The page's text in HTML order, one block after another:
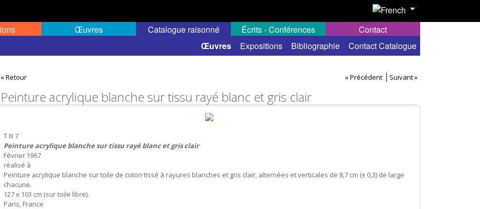
Œuvres
ou semi-public
Catalogue raisonné
Œuvres Expositions Bibliographie Contact Catalogue
Écrits - Conférences Contact
« Retour « Précédent Suivant »
Peinture acrylique blanche sur tissu rayé blanc et gris clair
T III 7
Peinture acrylique blanche sur tissu rayé blanc et gris clair
Février 1967
réalisé à
Peinture acrylique blanche sur toile de coton tissé à rayures blanches et gris clair, alternées et verticales de 8,7 cm (± 0,3) de large
chacune.
127 x 103 cm (sur toile libre).
Paris, France